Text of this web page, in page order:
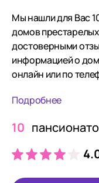
Мы нашли для Вас
домов
достоверными
информацией о
онлайн или по
Подробнее
10